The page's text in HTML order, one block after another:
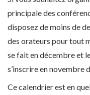
principale des
disposez de moins de
des orateurs pour tout
se fait en décembre et
s’inscrire en novembre
Ce calendrier est en